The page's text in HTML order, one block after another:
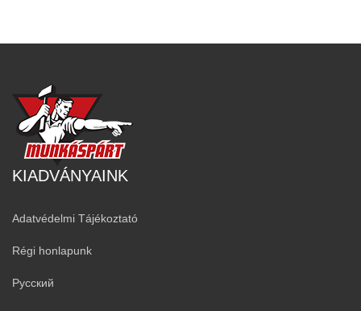
KIADVÁNYAINK
Adatvédelmi Tájékoztató
Régi honlapunk
Русский